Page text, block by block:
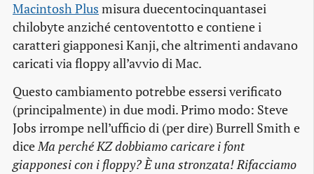
Macintosh Plus misura duecentocinquantasei
chilobyte anziché centoventotto e contiene i
caratteri giapponesi Kanji, che altrimenti andavano
caricati via floppy all’avvio di Mac.
Questo cambiamento potrebbe essersi verificato
(principalmente) in due modi. Primo modo: Steve
Jobs irrompe nell’ufficio di (per dire) Burrell Smith e
diceMa perché KZ dobbiamo caricare i font
giapponesi con i floppy? È una stronzata! Rifacciamo